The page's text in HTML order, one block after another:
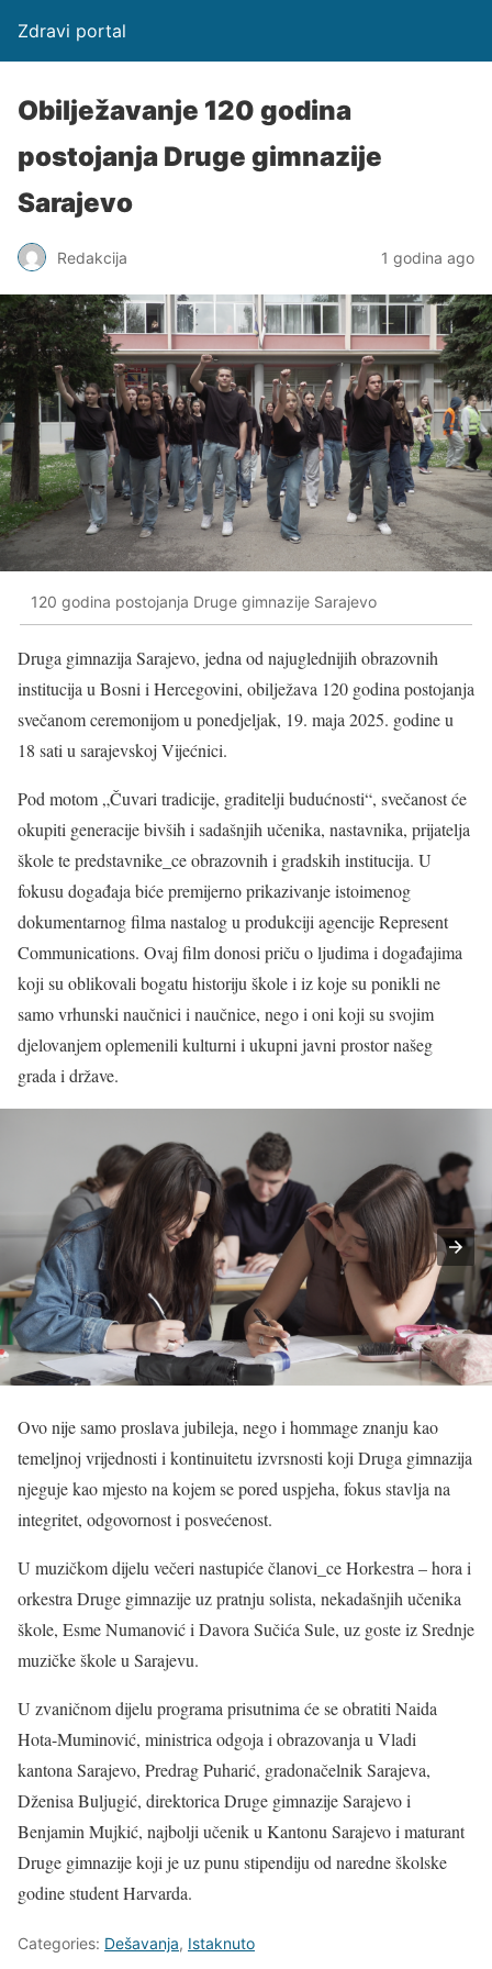
Zdravi portal
Obilježavanje 120 godina
postojanja Druge gimnazije
Sarajevo
Redakcija 1 godina ago
120 godina postojanja Druge gimnazije Sarajevo
Druga gimnazija Sarajevo, jedna od najuglednijih obrazovnih
institucija u Bosni i Hercegovini, obilježava 120 godina postojanja
svečanom ceremonijom u ponedjeljak, 19. maja 2025. godine u
18 sati u sarajevskoj Vijećnici.
Pod motom „Čuvari tradicije, graditelji budućnosti“, svečanost će
okupiti generacije bivših i sadašnjih učenika, nastavnika, prijatelja
škole te predstavnike_ce obrazovnih i gradskih institucija. U
fokusu događaja biće premijerno prikazivanje istoimenog
dokumentarnog filma nastalog u produkciji agencije Represent
Communications. Ovaj film donosi priču o ljudima i događajima
koji su oblikovali bogatu historiju škole i iz koje su ponikli ne
samo vrhunski naučnici i naučnice, nego i oni koji su svojim
djelovanjem oplemenili kulturni i ukupni javni prostor našeg
grada i države.
Ovo nije samo proslava jubileja, nego i hommage znanju kao
temeljnoj vrijednosti i kontinuitetu izvrsnosti koji Druga gimnazija
njeguje kao mjesto na kojem se pored uspjeha, fokus stavlja na
integritet, odgovornost i posvećenost.
U muzičkom dijelu večeri nastupiće članovi_ce Horkestra – hora i
orkestra Druge gimnazije uz pratnju solista, nekadašnjih učenika
škole, Esme Numanović i Davora Sučića Sule, uz goste iz Srednje
muzičke škole u Sarajevu.
U zvaničnom dijelu programa prisutnima će se obratiti Naida
Hota-Muminović, ministrica odgoja i obrazovanja u Vladi
kantona Sarajevo, Predrag Puharić, gradonačelnik Sarajeva,
Dženisa Buljugić, direktorica Druge gimnazije Sarajevo i
Benjamin Mujkić, najbolji učenik u Kantonu Sarajevo i maturant
Druge gimnazije koji je uz punu stipendiju od naredne školske
godine student Harvarda.
Categories: Dešavanja, Istaknuto